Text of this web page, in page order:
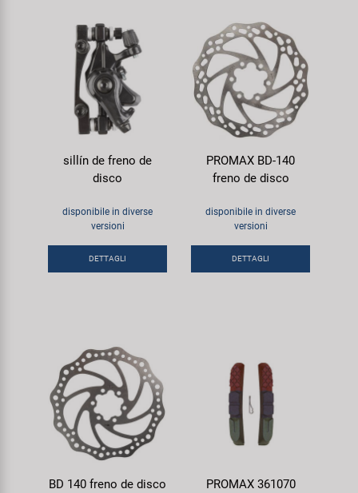
sillín de freno de
disco
disponibile in diverse
versioni
DETTAGLI
PROMAX BD-140
freno de disco
disponibile in diverse
versioni
DETTAGLI
BD 140 freno de disco
PROMAX 361070